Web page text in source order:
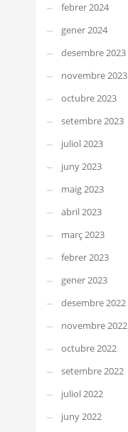
febrer 2024
gener 2024
desembre 2023
novembre 2023
octubre 2023
setembre 2023
juliol 2023
juny 2023
maig 2023
abril 2023
març 2023
febrer 2023
gener 2023
desembre 2022
novembre 2022
octubre 2022
setembre 2022
juliol 2022
juny 2022